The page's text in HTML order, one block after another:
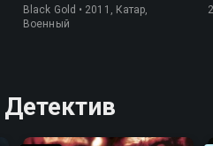
Black Gold • 2011, Катар,
Военный